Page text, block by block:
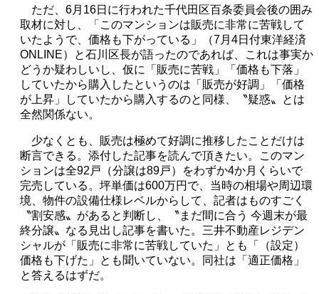
ただ、 6月 16日に行われた千代田区百条委員会後の囲み
取材に対し、「このマンションは販売に非常に苦戦して
いたようで、価格も下がっている」（7月 4日付東洋経済
ONLINE）と石川区長が語ったのであれば、これは事実か
どうか疑わしいし、仮に「販売に苦戦」「価格も下落」
していたから購入したというのは「販売が好調」「価格
が上昇」していたから購入するのと同様、〝疑惑〟とは
全然関係ない。
少なくとも、販売は極めて好調に推移したことだけは
断言できる。添付した記事を読んで頂きたい。このマン
ションは全92 戸（分譲は89戸）をわずか4か月くらいで
完売している。坪単価は600万円で、当時の相場や周辺環
境、物件の設備仕様レベルからして、記者はものすごく
〝割安感〟があると判断し、〝まだ間に合う 今週末が最
終分譲〟なる見出し記事を書いた。三井不動産レジデン
シャルが「販売に非常に苦戦していた」とも「（設定）
価格も下げた」とも聞いていない。同社は「適正価格」
と答えるはずだ。